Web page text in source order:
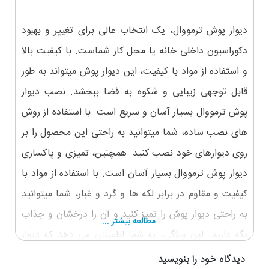
دیوار پوش ترمووال، یک انتخاب عالی برای تغییر و بهبود
دکوراسیون داخلی خانه یا محل کار شماست. با کیفیت بالا
و استفاده از مواد با کیفیت، این دیوار پوش میتواند به طور
قابل توجهی زیبایی و شکوه به فضا ببخشد. نصب دیوار
پوش ترمووال بسیار آسان و سریع است. با استفاده از روش
های نصب ساده، شما میتوانید به راحتی این محصول را بر
روی دیوارهای خود نصب کنید. همچنین، تمیزی و پاکسازی
دیوار پوش ترمووال بسیار آسان است. با استفاده از مواد با
کیفیت و مقاوم در برابر لکه ها و گرد و غبار، شما میتوانید
به راحتی دیوار پوش را تمیز کنید و آن را درخشان و جذاب
نگه دارید. این ویژگی، به شما اطمینان می دهد که دیوار
پوش ترمووال برای مدت طولانی زمان ماندگاری خواهد
مطالعه بیشتر ...
دیدگاه خود را بنویسید